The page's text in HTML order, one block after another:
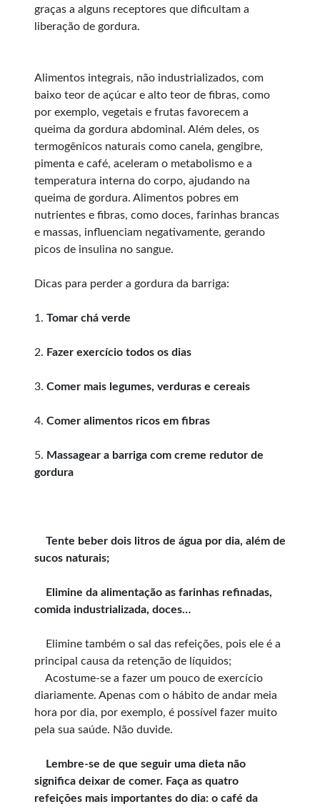
graças a alguns receptores que dificultam a
liberação de gordura.
Alimentos integrais, não industrializados, com
baixo teor de açúcar e alto teor de fibras, como
por exemplo, vegetais e frutas favorecem a
queima da gordura abdominal. Além deles, os
termogênicos naturais como canela, gengibre,
pimenta e café, aceleram o metabolismo e a
temperatura interna do corpo, ajudando na
queima de gordura. Alimentos pobres em
nutrientes e fibras, como doces, farinhas brancas
e massas, influenciam negativamente, gerando
picos de insulina no sangue.
Dicas para perder a gordura da barriga:
1. Tomar chá verde
2. Fazer exercício todos os dias
3. Comer mais legumes, verduras e cereais
4. Comer alimentos ricos em fibras
5. Massagear a barriga com creme redutor de
gordura
Tente beber dois litros de água por dia, além de
sucos naturais;
Elimine da alimentação as farinhas refinadas,
comida industrializada, doces…
Elimine também o sal das refeições, pois ele é a
principal causa da retenção de líquidos;
Acostume-se a fazer um pouco de exercício
diariamente. Apenas com o hábito de andar meia
hora por dia, por exemplo, é possível fazer muito
pela sua saúde. Não duvide.
Lembre-se de que seguir uma dieta não
significa deixar de comer. Faça as quatro
refeições mais importantes do dia: o café da